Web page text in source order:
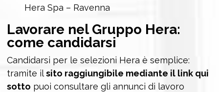
Hera Spa – Ravenna
Lavorare nel Gruppo Hera:
come candidarsi
Candidarsi per le selezioni Hera è semplice:
tramite ilsito raggiungibile mediante il link qui
sotto puoi consultare gli annunci di lavoro